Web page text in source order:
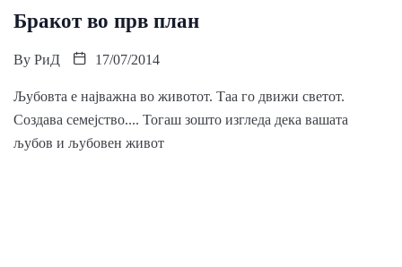
Бракот во прв план
By РиД 17/07/2014
Љубовта е најважна во животот. Таа го движи светот.
Создава семејство.... Тогаш зошто изгледа дека вашата
љубов и љубовен живот